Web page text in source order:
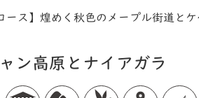
ス】煌めく秋色のメープル街道とケ
ン高原とナイアガラ